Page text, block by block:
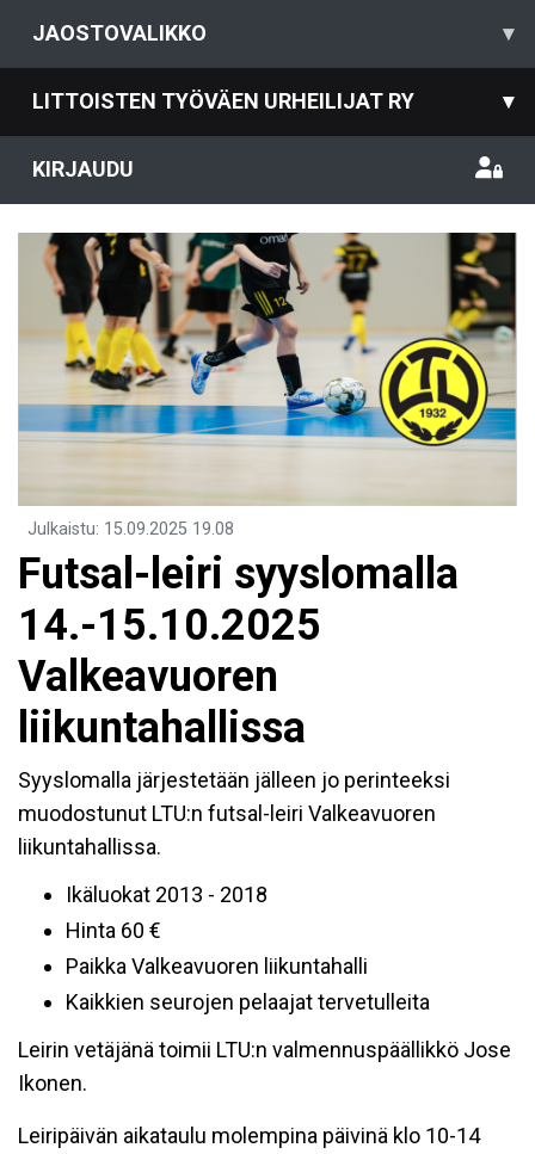
JAOSTOVALIKKO ▾
LITTOISTEN TYÖVÄEN URHEILIJAT RY ▾
KIRJAUDU
Julkaistu: 15.09.2025 19.08
Futsal-leiri syyslomalla
14.-15.10.2025
Valkeavuoren
liikuntahallissa
Syyslomalla järjestetään jälleen jo perinteeksi
muodostunut LTU:n futsal-leiri Valkeavuoren
liikuntahallissa.
Ikäluokat 2013 - 2018
Hinta 60 €
Paikka Valkeavuoren liikuntahalli
Kaikkien seurojen pelaajat tervetulleita
Leirin vetäjänä toimii LTU:n valmennuspäällikkö Jose
Ikonen.
Leiripäivän aikataulu molempina päivinä klo 10-14